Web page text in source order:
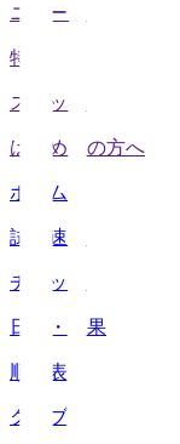
ニュース
特集
スタッツ
はじめての方へ
ホーム
試合速報
チケット
日程・結果
順位表
クラブ